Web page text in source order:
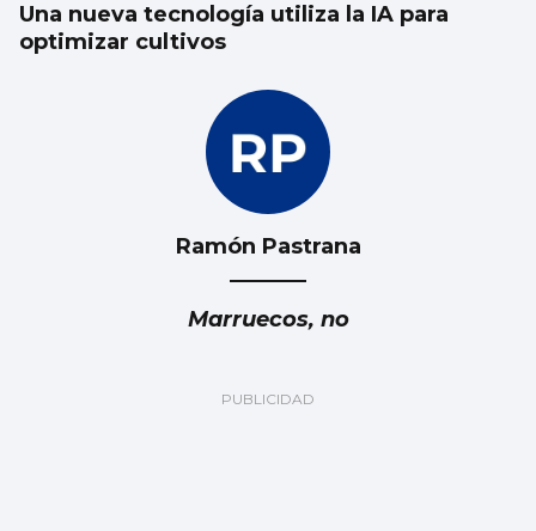
Una nueva tecnología utiliza la IA para
optimizar cultivos
Ramón Pastrana
Marruecos, no